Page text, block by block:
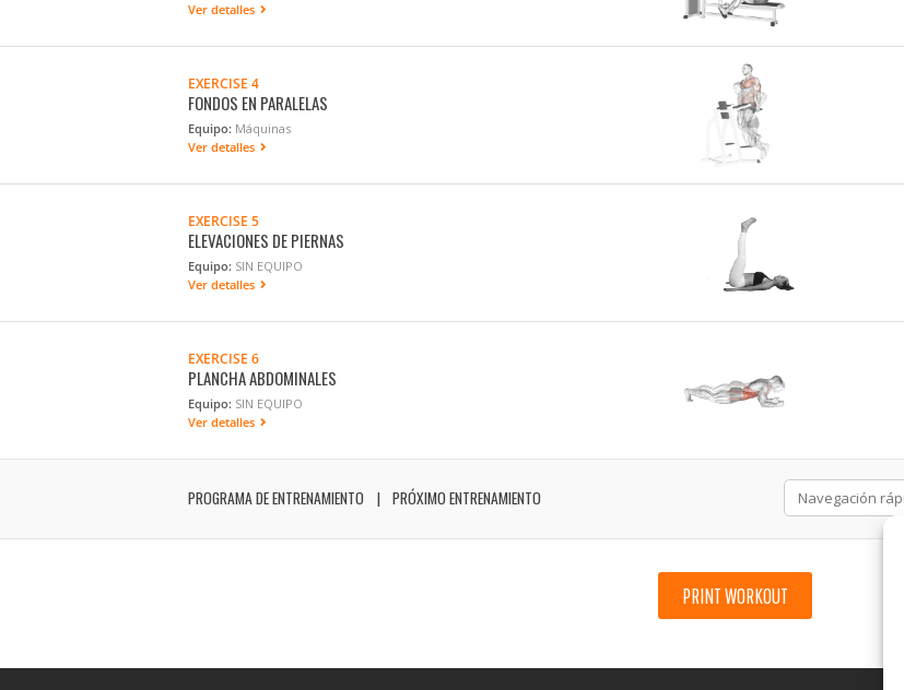
Ver detalles
EXERCISE 4
FONDOS EN PARALELAS
Equipo: Máquinas
Ver detalles
EXERCISE 5
ELEVACIONES DE PIERNAS
Equipo: SIN EQUIPO
Ver detalles
EXERCISE 6
PLANCHA ABDOMINALES
Equipo: SIN EQUIPO
Ver detalles
PROGRAMA DE ENTRENAMIENTO PRÓXIMO ENTRENAMIENTO
PRINT WORKOUT